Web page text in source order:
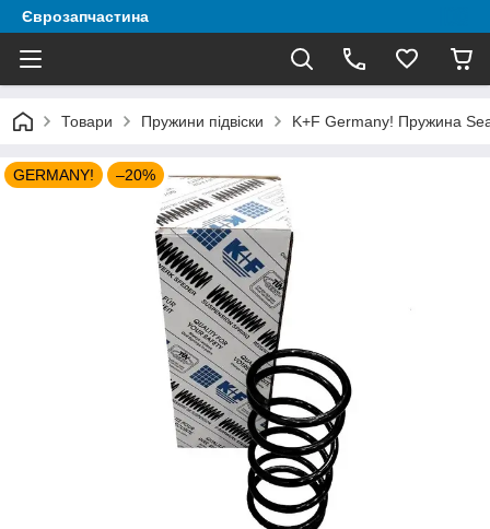
Єврозапчастина
Товари Пружини підвіски K+F Germany! Пружина
GERMANY! –20%